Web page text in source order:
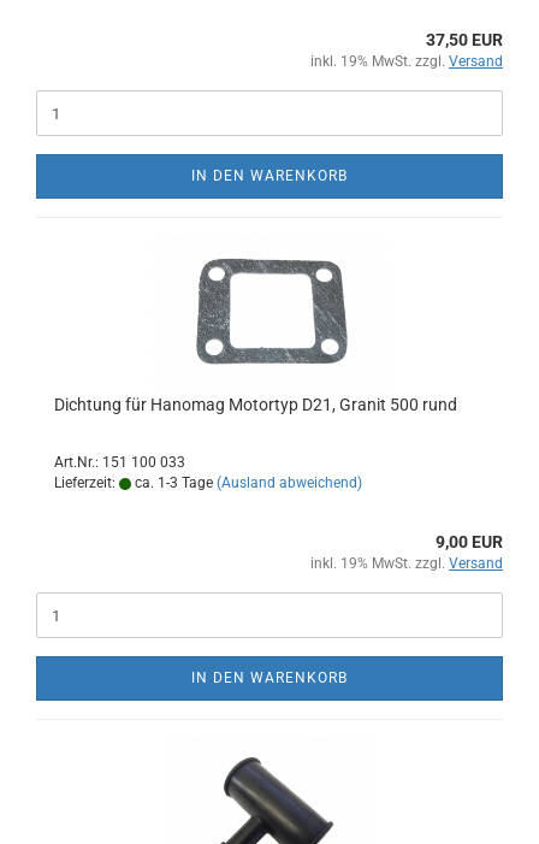
37,50 EUR
inkl. 19% MwSt. zzgl. Versand
IN DEN WARENKORB
Dichtung für Hanomag Motortyp D21, Granit 500 rund
Art.Nr.: 151 100 033
Lieferzeit:
ca. 1-3 Tage (Ausland abweichend)
9,00 EUR
inkl. 19% MwSt. zzgl. Versand
IN DEN WARENKORB